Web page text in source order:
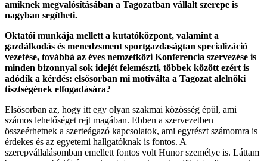
amiknek megvalósításában a Tagozatban vállalt szerepe is
nagyban segítheti.
Oktatói munkája mellett a kutatóközpont, valamint a
gazdálkodás és menedzsment sportgazdaságtan specializáció
vezetése, továbbá az éves nemzetközi Konferencia szervezése is
minden bizonnyal sok idejét felemészti, többek között ezért is
adódik a kérdés: elsősorban mi motiválta a Tagozat alelnöki
tisztségének elfogadására?
Elsősorban az, hogy itt egy olyan szakmai közösség épül, ami
számos lehetőséget rejt magában. Ebben a szervezetben
összeérhetnek a szerteágazó kapcsolatok, ami egyrészt számomra is
érdekes és az egyetemi hallgatóknak is fontos. A
szerepvállalásomban emellett fontos volt Hunor személye is. Láttam